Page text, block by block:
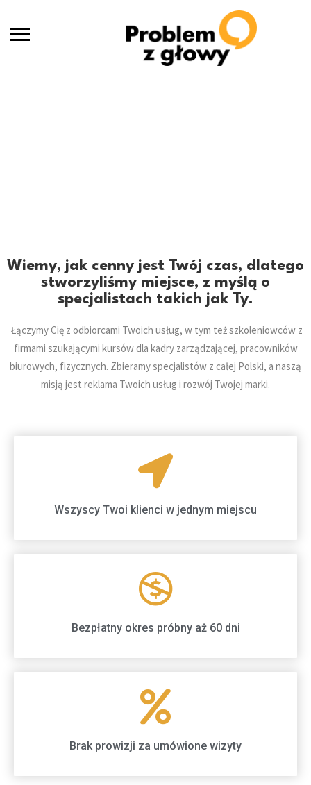
Wiemy, jak cenny jest Twój czas, dlatego
stworzyliśmy miejsce, z myślą o
specjalistach takich jak Ty.
Łączymy Cię z odbiorcami Twoich usług, w tym też szkoleniowców z
firmami szukającymi kursów dla kadry zarządzającej, pracowników
biurowych, fizycznych. Zbieramy specjalistów z całej Polski, a naszą
misją jest reklama Twoich usług i rozwój Twojej marki.
Wszyscy Twoi klienci w jednym miejscu
Bezpłatny okres próbny aż 60 dni
Brak prowizji za umówione wizyty